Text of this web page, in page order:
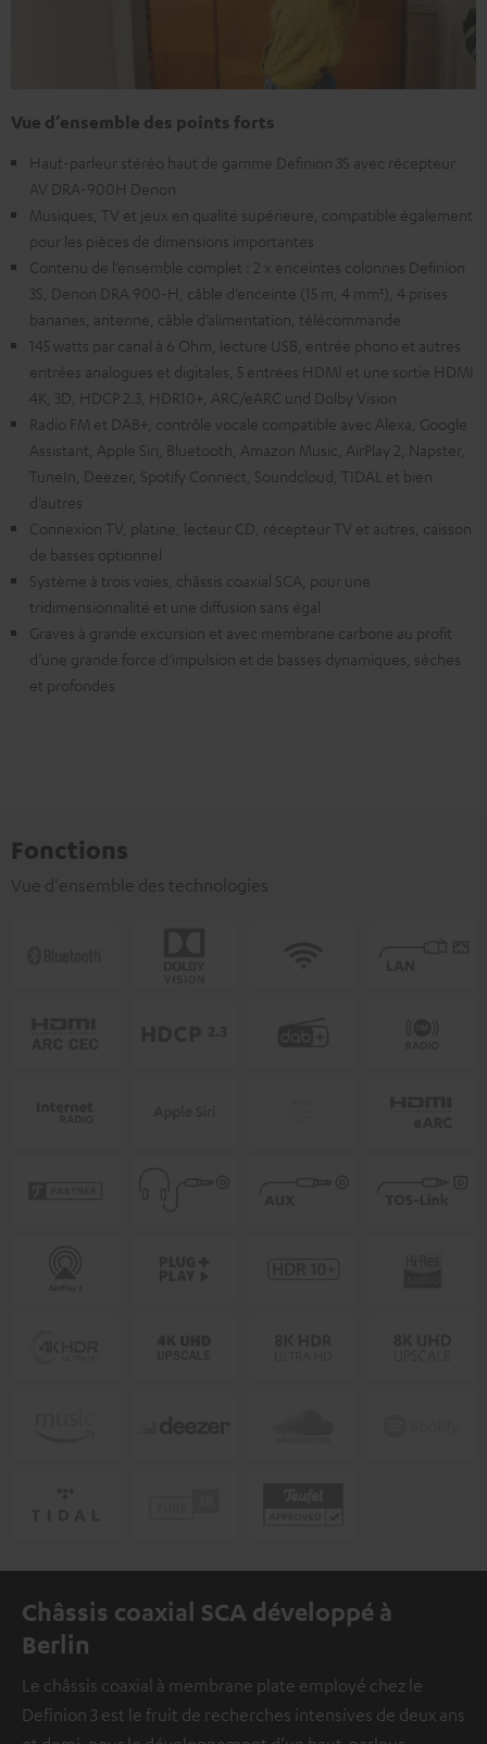
Vue d’ensemble des points forts
Haut-parleur stéréo haut de gamme Definion 3S avec récepteur
AV DRA-900H Denon
Musiques, TV et jeux en qualité supérieure, compatible également
pour les pièces de dimensions importantes
Contenu de l’ensemble complet : 2 x enceintes colonnes Definion
3S, Denon DRA 900-H, câble d’enceinte (15 m, 4 mm²), 4 prises
bananes, antenne, câble d’alimentation, télécommande
145 watts par canal à 6 Ohm, lecture USB, entrée phono et autres
entrées analogues et digitales, 5 entrées HDMI et une sortie HDMI
4K, 3D, HDCP 2.3, HDR10+, ARC/eARC und Dolby Vision
Radio FM et DAB+, contrôle vocale compatible avec Alexa, Google
Assistant, Apple Siri, Bluetooth, Amazon Music, AirPlay 2, Napster,
TuneIn, Deezer, Spotify Connect, Soundcloud, TIDAL et bien
d’autres
Connexion TV, platine, lecteur CD, récepteur TV et autres, caisson
de basses optionnel
Système à trois voies, châssis coaxial SCA, pour une
tridimensionnalité et une diffusion sans égal
Graves à grande excursion et avec membrane carbone au profit
d’une grande force d’impulsion et de basses dynamiques, sèches
et profondes
Fonctions
Vue d'ensemble des technologies
Châssis coaxial SCA développé à
Berlin
Le châssis coaxial à membrane plate employé chez le
Definion 3 est le fruit de recherches intensives de deux ans